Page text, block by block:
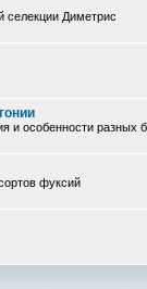
селекции Диметрис
и особенности разных
фуксий